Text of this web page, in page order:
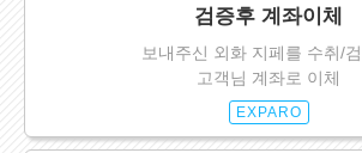
검증후 계좌이체
보내주신 외화 지페를 수취/
고객님 계좌로 이체
EXPARO